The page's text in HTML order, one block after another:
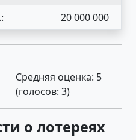
20 000 000
Средняя оценка: 5
(голосов: 3)
о лотереях